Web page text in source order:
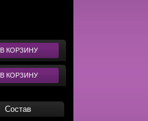
В КОРЗИНУ
В КОРЗИНУ
Состав